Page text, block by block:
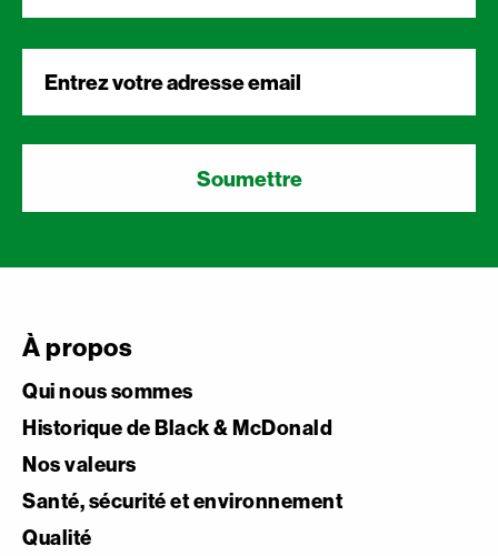
de
À propos
Qui nous sommes
Historique de Black & McDonald
Nos valeurs
Santé, sécurité et environnement
Qualité